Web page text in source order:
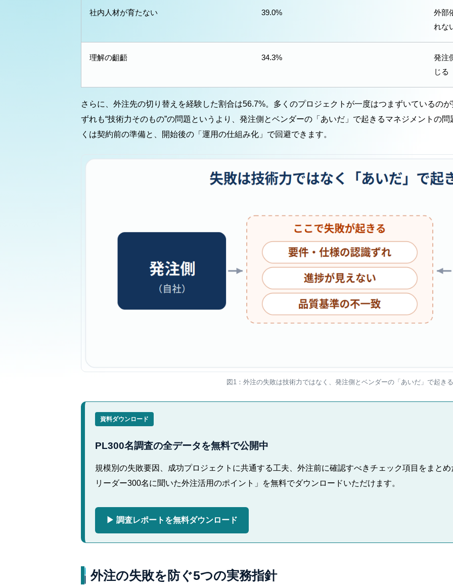
社内人材が育たない 39.0%
外部
れな
理解の齟齬 34.3%
発注
じる
さらに、外注先の切り替えを経験した割合は56.7%。多くのプロジェクトが一度はつまずいているの
ずれも“技術力そのもの”の問題というより、発注側とベンダーの「あいだ」で起きるマネジメントの
くは契約前の準備と、開始後の「運用の仕組み化」で回避できます。
図1：外注の失敗は技術力ではなく、発注側とベンダーの「あいだ」で起きる
資料ダウンロード
PL300名調査の全データを無料で公開中
規模別の失敗要因、成功プロジェクトに共通する工夫、外注前に確認すべきチェック項目をまと
リーダー300名に聞いた外注活用のポイント」を無料でダウンロードいただけます。
▶ 調査レポートを無料ダウンロード
外注の失敗を防ぐ5つの実務指針